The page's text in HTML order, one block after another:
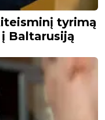
tyrimą
Baltarusiją